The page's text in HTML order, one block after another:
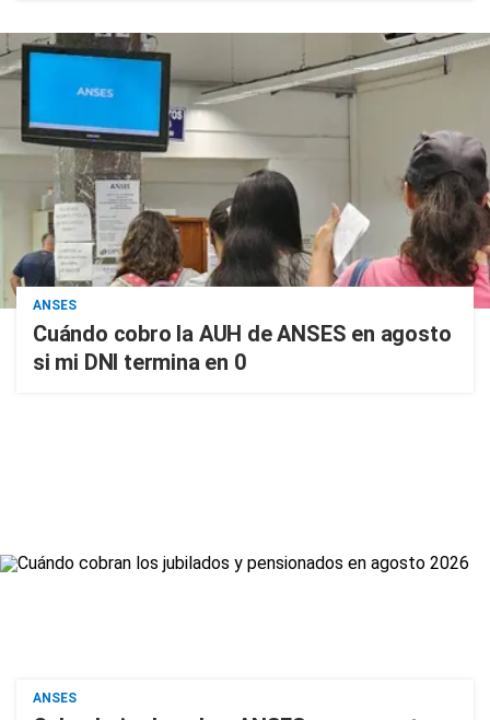
ANSES
Cuándo cobro la AUH de ANSES en agosto
si mi DNI termina en 0
ANSES